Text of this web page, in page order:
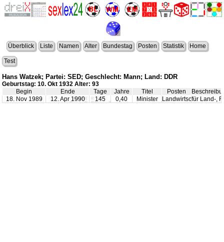
Überblick Liste Namen Alter Bundestag Posten Statistik Home
Test
Hans Watzek; Partei: SED; Geschlecht: Mann; Land: DDR
Geburtstag: 10. Okt 1932 Alter: 93
Begin
Ende Tage Jahre Titel Posten
18. Nov 1989
12. Apr 1990 145 0,40 Minister Landwirtschaftfür Land-,